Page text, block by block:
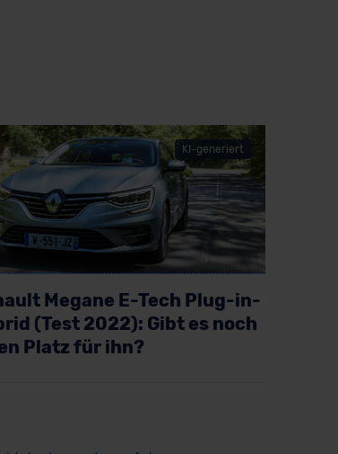
KI-generiert
Megane E-Tech Plug-in-
(Test 2022): Gibt es noch
Platz für ihn?